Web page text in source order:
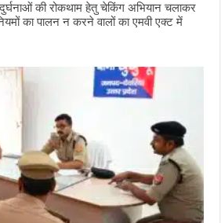
दुर्घनाओं की रोकथाम हेतु चेकिंग अभियान चलाकर
का पालन न करने वालों का एमवी एक्ट में